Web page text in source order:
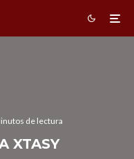
de lectura
XTASY